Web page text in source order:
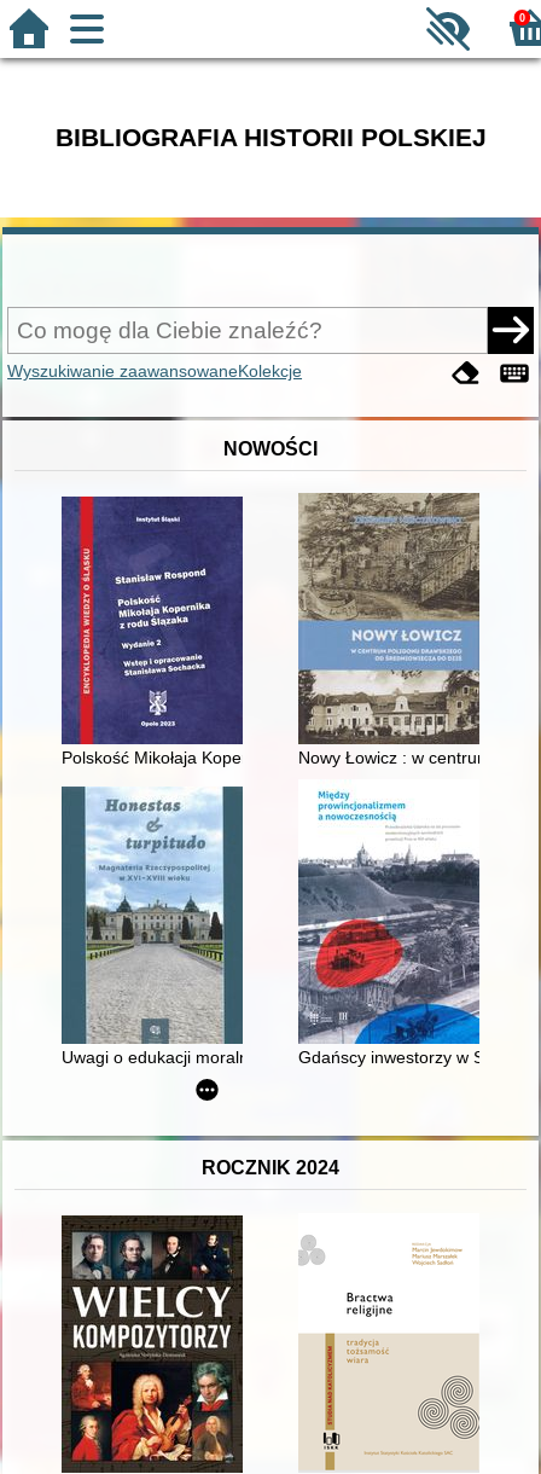
0
BIBLIOGRAFIA HISTORII POLSKIEJ
Wyszukiwanie zaawansowaneKolekcje
NOWOŚCI
Polskość Mikołaja Kopernika z rodu ŚlązakaNowy Łowicz : w centrum
Uwagi o edukacji moralnej synów szlacheckich w XVI-
Gdańscy inwestorzy w
ROCZNIK 2024